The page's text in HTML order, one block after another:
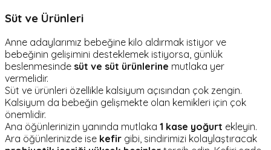
Süt ve Ürünleri
Anne adaylarımız bebeğine kilo aldırmak istiyor ve
bebeğinin gelişimini desteklemek istiyorsa, günlük
beslenmesinde süt ve süt ürünlerine mutlaka yer
vermelidir.
Süt ve ürünleri özellikle kalsiyum açısından çok zengin.
Kalsiyum da bebeğin gelişmekte olan kemikleri için çok
önemlidir.
Ana öğünlerinizin yanında mutlaka 1 kase yoğurt ekleyin.
Ara öğünlerinizde ise kefir gibi, sindirimizi kolaylaştıracak